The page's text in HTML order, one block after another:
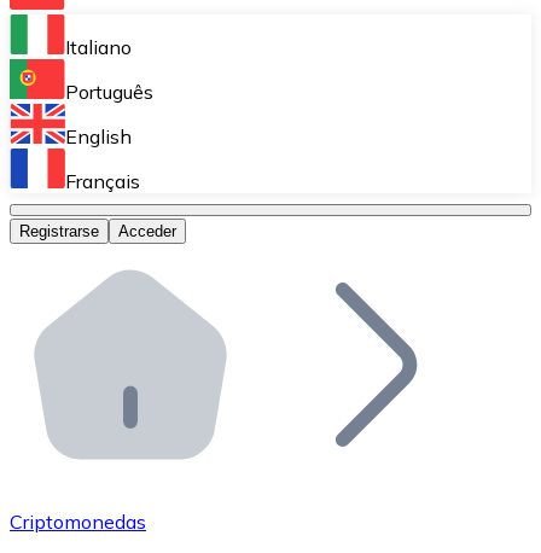
Bitnovo Ramp
Integra nuestra solución en tu plataforma.
Bitnovo Giftcards
Bitnovo OTC
Bitnovo ATM
Integra un ATM Bitnovo en tu negocio y permite que
Bitnovo API
Integra nuestra API en tu ecosistema.
Únete a nuestra red de distribuidores.
Italiano
Português
English
Français
Registrarse Acceder
Criptomonedas